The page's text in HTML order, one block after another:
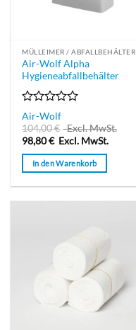
MÜLLEIMER / ABFALLBEHÄLTER
Air-Wolf Alpha
Hygieneabfallbehälter
Bewertet
mit
0
von
5
Air-Wolf
104,00€
Excl. MwSt.
98,80€ Excl. MwSt.
In den Warenkorb